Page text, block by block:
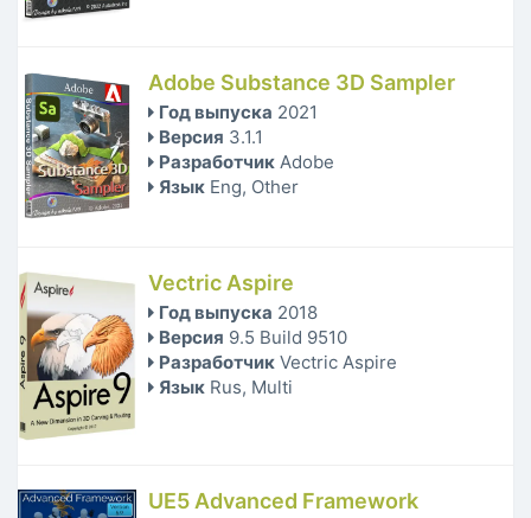
Adobe Substance 3D Sampler
Год выпуска 2021
Версия 3.1.1
Разработчик Adobe
Язык Eng, Other
Vectric Aspire
Год выпуска 2018
Версия 9.5 Build 9510
Разработчик Vectric Aspire
Язык Rus, Multi
UE5 Advanced Framework